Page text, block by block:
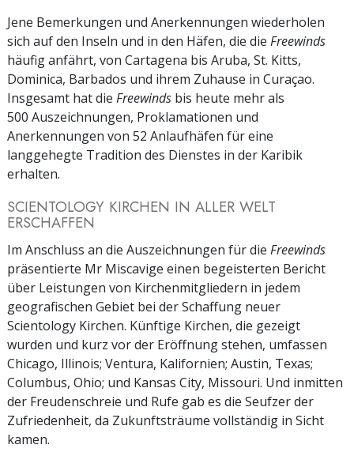
Jene Bemerkungen und Anerkennungen wiederholen
sich auf den Inseln und in den Häfen, die die Freewinds
häufig anfährt, von Cartagena bis Aruba, St. Kitts,
Dominica, Barbados und ihrem Zuhause in Curaçao.
Insgesamt hat die Freewinds bis heute mehr als
500 Auszeichnungen, Proklamationen und
Anerkennungen von 52 Anlaufhäfen für eine
langgehegte Tradition des Dienstes in der Karibik
erhalten.
SCIENTOLOGY KIRCHEN IN ALLER WELT
ERSCHAFFEN
Im Anschluss an die Auszeichnungen für die Freewinds
präsentierte Mr Miscavige einen begeisterten Bericht
über Leistungen von Kirchenmitgliedern in jedem
geografischen Gebiet bei der Schaffung neuer
Scientology Kirchen. Künftige Kirchen, die gezeigt
wurden und kurz vor der Eröffnung stehen, umfassen
Chicago, Illinois; Ventura, Kalifornien; Austin, Texas;
Columbus, Ohio; und Kansas City, Missouri. Und inmitten
der Freudenschreie und Rufe gab es die Seufzer der
Zufriedenheit, da Zukunftsträume vollständig in Sicht
kamen.